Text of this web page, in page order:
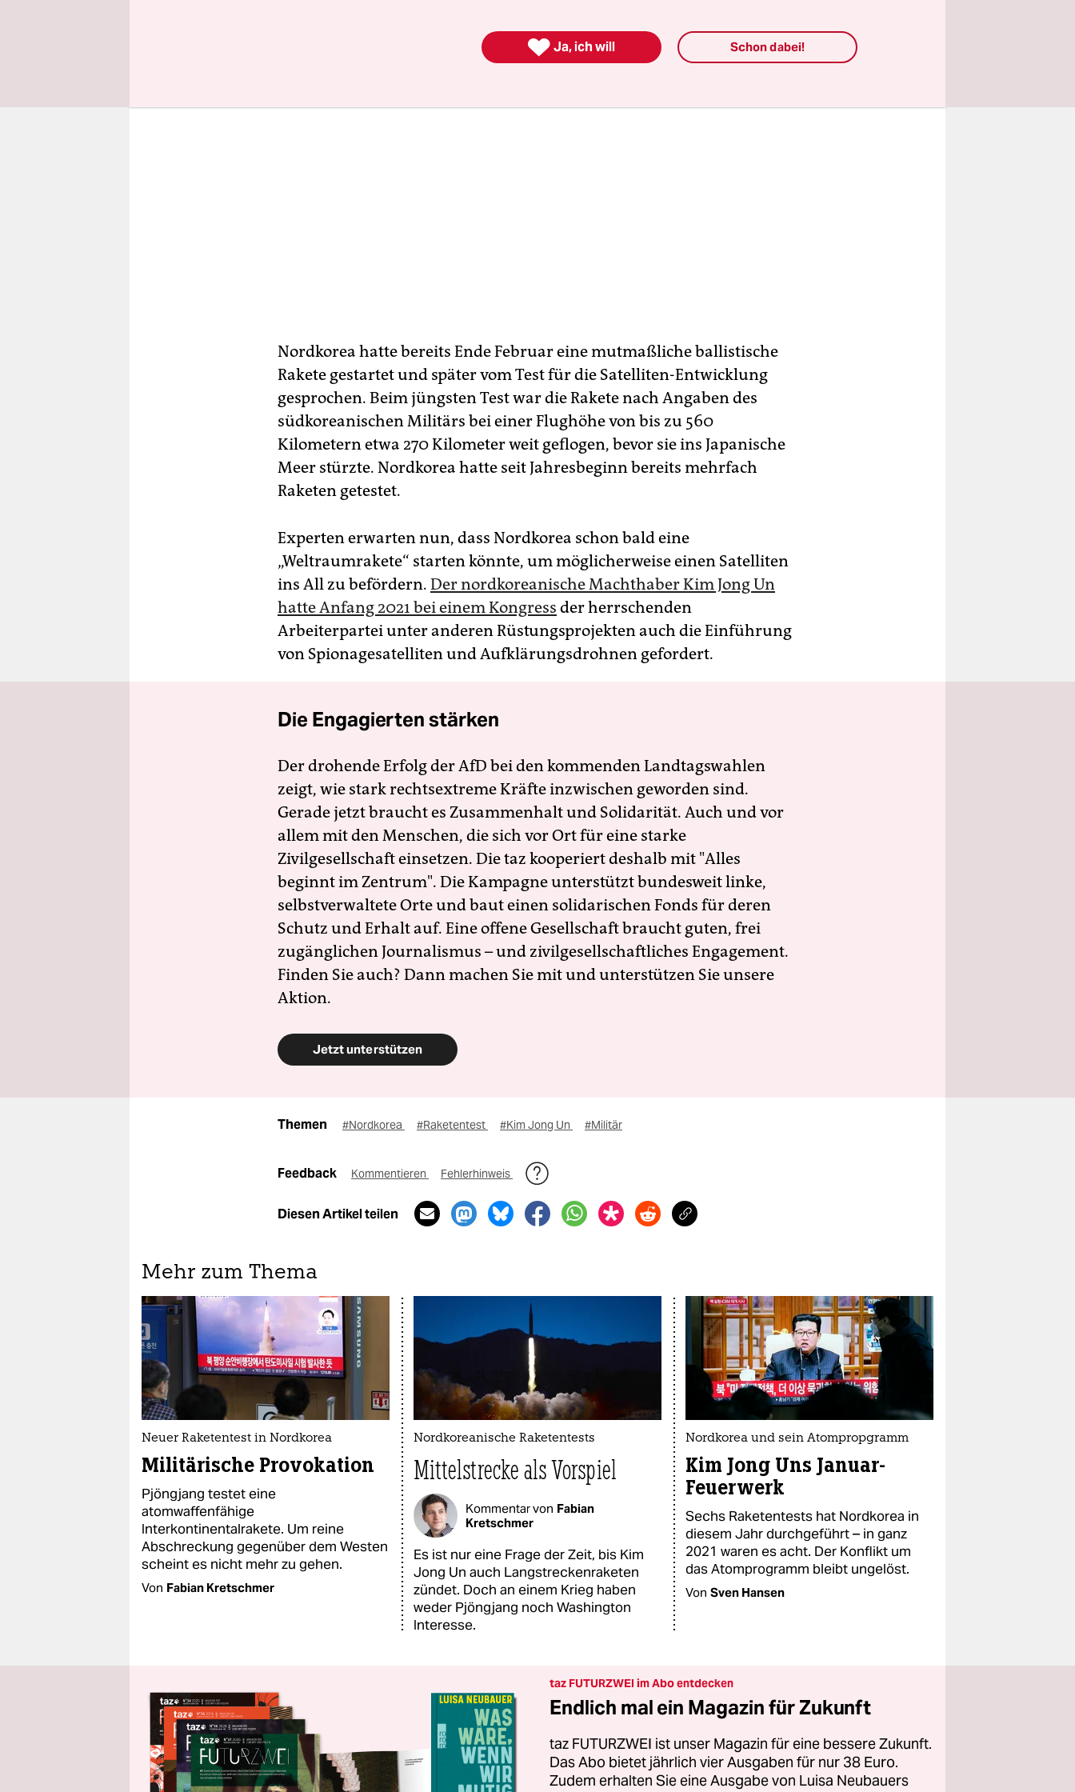
Nordkorea hatte bereits Ende Februar eine mutmaßliche ballistische
Rakete gestartet und später vom Test für die Satelliten-Entwicklung
gesprochen. Beim jüngsten Test war die Rakete nach Angaben des
südkoreanischen Militärs bei einer Flughöhe von bis zu 560
Kilometern etwa 270 Kilometer weit geflogen, bevor sie ins Japanische
Meer stürzte. Nordkorea hatte seit Jahresbeginn bereits mehrfach
Raketen getestet.
Experten erwarten nun, dass Nordkorea schon bald eine
„Weltraumrakete“ starten könnte, um möglicherweise einen Satelliten
ins All zu befördern. Der nordkoreanische Machthaber Kim Jong Un
hatte Anfang 2021 bei einem Kongress der herrschenden
Arbeiterpartei unter anderen Rüstungsprojekten auch die Einführung
von Spionagesatelliten und Aufklärungsdrohnen gefordert.
Die Engagierten stärken
Der drohende Erfolg der AfD bei den kommenden Landtagswahlen
zeigt, wie stark rechtsextreme Kräfte inzwischen geworden sind.
Gerade jetzt braucht es Zusammenhalt und Solidarität. Auch und vor
allem mit den Menschen, die sich vor Ort für eine starke
Zivilgesellschaft einsetzen. Die taz kooperiert deshalb mit "Alles
beginnt im Zentrum". Die Kampagne unterstützt bundesweit linke,
selbstverwaltete Orte und baut einen solidarischen Fonds für deren
Schutz und Erhalt auf. Eine offene Gesellschaft braucht guten, frei
zugänglichen Journalismus – und zivilgesellschaftliches Engagement.
Finden Sie auch? Dann machen Sie mit und unterstützen Sie unsere
Aktion.
Jetzt unterstützen
Themen #Nordkorea #Raketentest #Kim Jong Un #Militär
Feedback Kommentieren Fehlerhinweis
Diesen Artikel teilen
Mehr zum Thema
Neuer Raketentest in Nordkorea
Militärische Provokation
Pjöngjang testet eine
atomwaffenfähige
Interkontinentalrakete. Um reine
Abschreckung gegenüber dem Westen
scheint es nicht mehr zu gehen.
Von Fabian Kretschmer
Nordkoreanische Raketentests
Mittelstrecke als Vorspiel
Kommentar von Fabian
Kretschmer
Es ist nur eine Frage der Zeit, bis Kim
Jong Un auch Langstreckenraketen
zündet. Doch an einem Krieg haben
weder Pjöngjang noch Washington
Interesse.
Nordkorea und sein Atompropgramm
Kim Jong Uns Januar-
Feuerwerk
Sechs Raketentests hat Nordkorea in
diesem Jahr durchgeführt – in ganz
2021 waren es acht. Der Konflikt um
das Atomprogramm bleibt ungelöst.
Von Sven Hansen
taz FUTURZWEI im Abo entdecken
Endlich mal ein Magazin für Zukunft
taz FUTURZWEI ist unser Magazin für eine bessere Zukunft.
Das Abo bietet jährlich vier Ausgaben für nur 38 Euro.
Zudem erhalten Sie eine Ausgabe von Luisa Neubauers
 Ja, ich will Schon dabei!